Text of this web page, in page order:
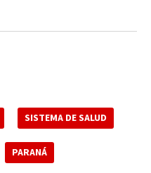
SISTEMA DE SALUD
PARANÁ